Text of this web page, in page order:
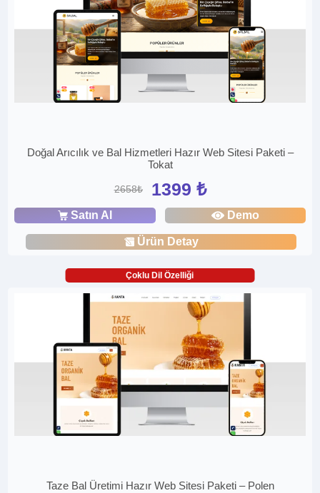
Doğal Arıcılık ve Bal Hizmetleri Hazır Web Sitesi Paketi –
Tokat
2658₺ 1399 ₺
Satın Al Demo
Ürün Detay
Çoklu Dil Özelliği
Taze Bal Üretimi Hazır Web Sitesi Paketi – Polen